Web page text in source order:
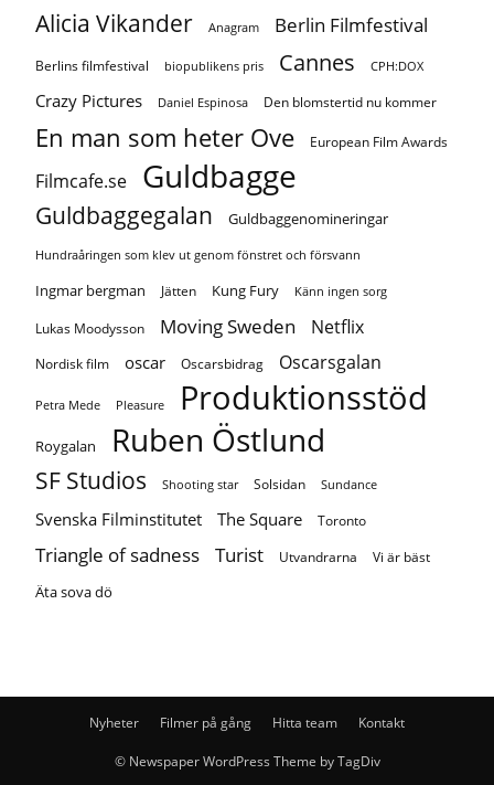
Alicia Vikander Anagram Berlin Filmfestival
Berlins filmfestival biopublikens pris Cannes CPH:DOX
Crazy Pictures Daniel Espinosa Den blomstertid nu kommer
En man som heter Ove European Film Awards
Filmcafe.se Guldbagge
Guldbaggegalan Guldbaggenomineringar
Hundraåringen som klev ut genom fönstret och försvann
Ingmar bergman Jätten Kung Fury Känn ingen sorg
Lukas Moodysson Moving Sweden Netflix
Nordisk film oscar Oscarsbidrag Oscarsgalan
Petra Mede Pleasure Produktionsstöd
Roygalan Ruben Östlund
SF Studios Shooting star Solsidan Sundance
Svenska Filminstitutet The Square Toronto
Triangle of sadness Turist Utvandrarna Vi är bäst
Äta sova dö
Nyheter Filmer på gång Hitta team Kontakt
© Newspaper WordPress Theme by TagDiv